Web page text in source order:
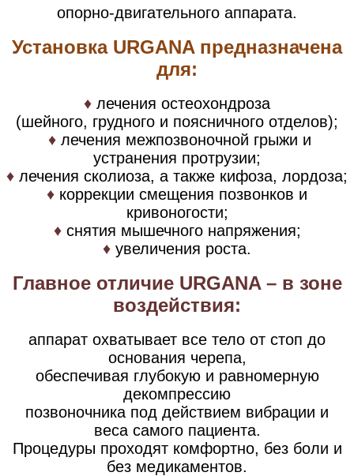
опорно-двигательного аппарата.
Установка URGANA предназначена
для:
♦ лечения остеохондроза
(шейного, грудного и поясничного отделов);
♦лечения межпозвоночной грыжи и
устранения протрузии;
♦ лечения сколиоза, а также кифоза, лордоза;
♦ коррекции смещения позвонков и
кривоногости;
♦снятия мышечного напряжения;
♦ увеличения роста.
Главное отличие URGANA – в зоне
воздействия:
аппарат охватывает все тело от стоп до
основания черепа,
обеспечивая глубокую и равномерную
декомпрессию
позвоночника под действием вибрации и
веса самого пациента.
Процедуры проходят комфортно, без боли и
без медикаментов.